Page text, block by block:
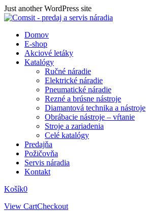
Skip
to
Just another WordPress site
Domov
E-shop
Akciové letáky
Katalógy
Ručné náradie
Elektrické náradie
Pneumatické náradie
Rezné a brúsne nástroje
Diamantová technika a nástroje
Obrábacie nástroje – vŕtanie
Stroje a zariadenia
Celé katalógy
Predajňa
Požičovňa
Servis náradia
Kontakt
Košík0
View CartCheckout